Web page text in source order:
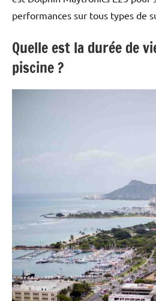
performances sur tous types de
Quelle est la durée de
piscine ?